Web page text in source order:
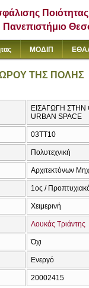
Ποιότητας
Πανεπιστήμιο
ΜΟΔΙΠ
ΤΗΣ ΠΟΛΗΣ
ΕΙΣΑΓΩΓΗ ΣΤΗΝ
URBAN SPACE
03TT10
Πολυτεχνική
Αρχιτεκτόνων
1ος /
Χειμερινή
Λουκάς Τριάντης
Όχι
Ενεργό
20002415